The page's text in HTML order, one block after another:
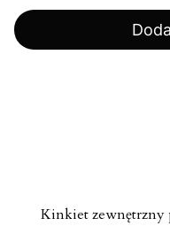
Kinkiet